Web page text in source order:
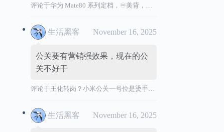
评论于华为 Mate80 系列定档，♾️美背，全金属机身
生活黑客 November 16, 2025
公关要有营销强效果，现在的公
关不好干
评论于王化转岗？小米公关一号位是烫手山芋
生活黑客 November 16, 2025